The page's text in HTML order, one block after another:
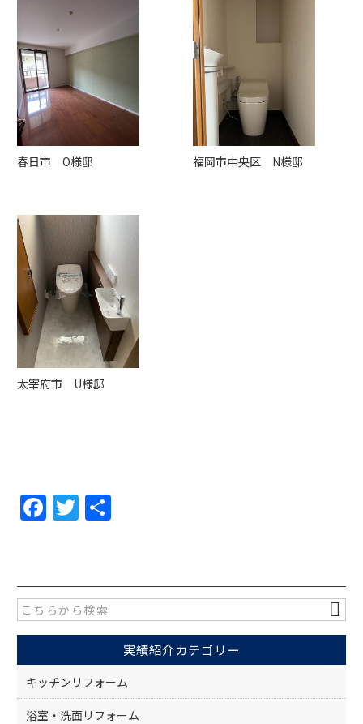
春日市 O様邸 福岡市中央区 N様邸
太宰府市 U様邸
F
e
b
o
o
k
T
er
実績紹介カテゴリー
キッチンリフォーム
浴室・洗面リフォーム